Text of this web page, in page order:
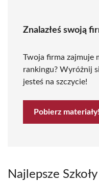
Znalazłeś swoją
Twoja firma zajmuje
rankingu? Wyróżnij
jesteś na szczycie!
Pobierz materiały!
Najlepsze